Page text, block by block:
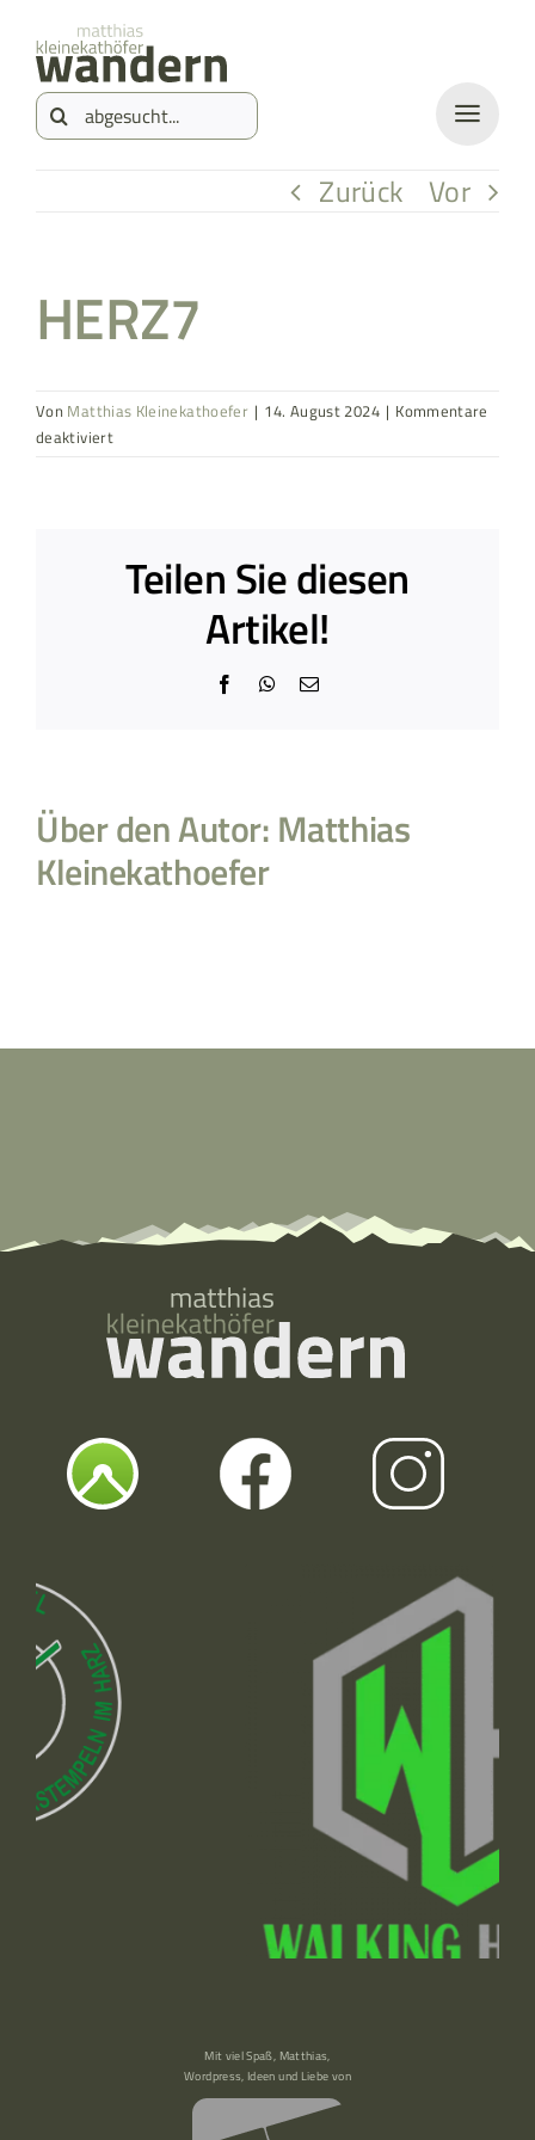
springen
Inhalt
springen
Suche
Zurück Vor
HERZ7
Von Matthias Kleinekathoefer | 14. August 2024 | Kommentare
deaktiviertfür
Teilen Sie diesen
Artikel!
Facebook
WhatsApp
E-
Über den Autor:Matthias
Kleinekathoefer
Mit viel Spaß, Matthias,